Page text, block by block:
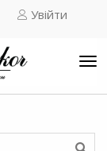
Увійти